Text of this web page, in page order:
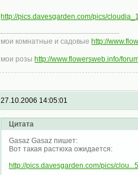
http://pics.davesgarden.com/pics/
мои комнатные и садовые http://
мои розы http://www.flowersweb.info/
27.10.2006 14:05:01
Цитата
Gasaz Gasaz пишет:
Вот такая растюха ожидается:
http://pics.davesgarden.com/pics/